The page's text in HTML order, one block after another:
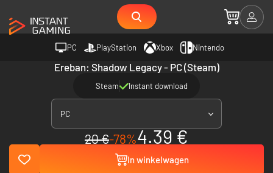
PC PlayStation Xbox Nintendo
Ereban: Shadow Legacy - PC (Steam)
Steam Instant download
PC
20 €-78%4.39 €
In winkelwagen